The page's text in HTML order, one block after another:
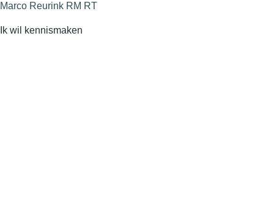
Marco Reurink RM RT
Ik wil kennismaken